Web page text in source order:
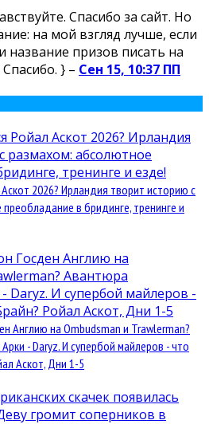
Спасибо за сайт. Но
на мой взгляд лучше, если
название призов писать на
} – Сен 15, 10:37 ПП
2026? Ирландия творит историю с
в бридинге, тренинге и
Англию на Ombudsman и Trawlerman?
- Daryz. И супербой майлеров - что
Аскот, Дни 1-5